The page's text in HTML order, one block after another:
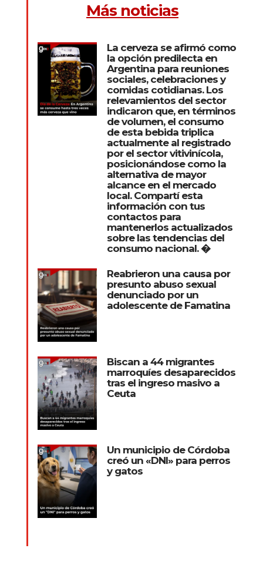
Más noticias
La cerveza se afirmó como
la opción predilecta en
Argentina para reuniones
sociales, celebraciones y
comidas cotidianas. Los
relevamientos del sector
indicaron que, en términos
de volumen, el consumo
de esta bebida triplica
actualmente al registrado
por el sector vitivinícola,
posicionándose como la
alternativa de mayor
alcance en el mercado
local. Compartí esta
información con tus
contactos para
mantenerlos actualizados
sobre las tendencias del
consumo nacional. �
Reabrieron una causa por
presunto abuso sexual
denunciado por un
adolescente de Famatina
Biscan a 44 migrantes
marroquíes desaparecidos
tras el ingreso masivo a
Ceuta
Un municipio de Córdoba
creó un «DNI» para perros
y gatos